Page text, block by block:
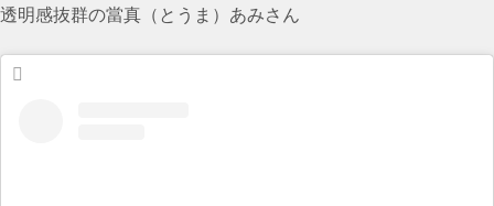
透明感抜群の當真（とうま）あみさん